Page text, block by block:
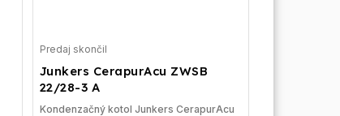
Junkers CerapurAcu ZWSB
22/28-3 A
Predaj skončil
Kondenzačný kotol Junkers CerapurAcu